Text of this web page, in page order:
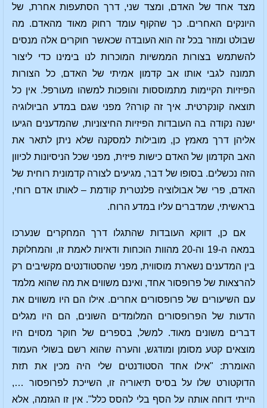
מצד אחד של האדם, ומצד שני, דרך הסתעפות אחרת, של
היונקים האחרים. כך שהקוף עומד רחוק מאוד מהאדם. מה
שבולט ומוזר בכל זה הוא העובדה שכאשר חוקרים אלה מנסים
להשתמש בצורות הממשיות המוכרות לנו בימינו כדי ליצור
תמונה לגבי אותו אב קדמון אמיתי של האדם, כל הצורות
הפיזיות הקיימות מתמוססות והופכות למשהו מעורפל. אין כל
תוצאה קונקרטית. איך זה קורה? מפני שגם במדע הביולוגיה
ישנה נקודה בה העובדות הפיזיות החיצוניות, שהמדענים הגיעו
אליהן דרך מאמץ כן, מובילות למסקנה שלא ניתן לתאר את
האב הקדמון של האדם כישות פיזית, מפני שכל הניסיונות לכיוון
הזה נכשלים. בסופו של דבר, מגיעים לצורה קדמונית רוחית של
האדם, פרי של אבולוציה פלנטרית קודמת – לאותו אדם רוחי,
בראשיתי, שמדברים עליו במדע הרוח.
אם כן, דווקא העובדות שהתגלו דרך המחקרים שנערכו
במאה ה-19 וה-20 מהוות הוכחות ודאיות לאמת זו, והמחלוקת
בין המדענים נשארת מוסווית, מפני שהסטודנטים מקשיבים רק
להרצאות של פרופסור אחד, ואינם משווים את מה שהוא מלמד
עם השיעורים של פרופסורים אחרים. אילו הם היו משווים את
הדעות של הפרופסורים המלומדים השונים, הם היו מגלים
דברים משונים מאוד. למשל, בספרים של חוקר מסוים היו
מוצאים קטע מסומן ומודגש, והערה שהוא רשם בשולי העמוד
האומרת: "אילו אחד הסטודנטים שלי היה מכין את תזת
הדוקטורט שלו על בסיס תיאוריה זו, השייכת לפרופסור …,
הייתי דוחה אותה על הסף בלי להסס כלל". אין זו הגזמה, אלא